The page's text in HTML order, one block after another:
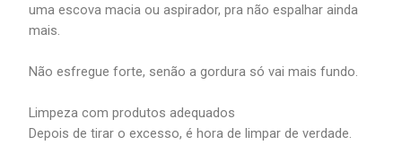
uma escova macia ou aspirador, pra não espalhar ainda
mais.
Não esfregue forte, senão a gordura só vai mais fundo.
Limpeza com produtos adequados
Depois de tirar o excesso, é hora de limpar de verdade.